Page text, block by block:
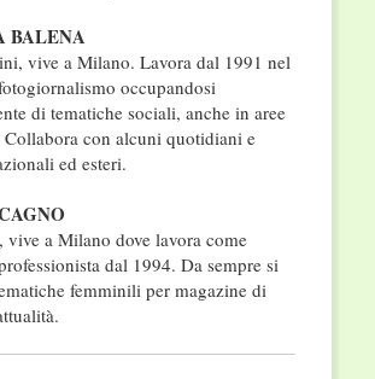
BALENA
vive a Milano. Lavora dal 1991 nel
occupandosi
di tematiche sociali, anche in aree
con alcuni quotidiani e
ed esteri.
vive a Milano dove lavora come
dal 1994. Da sempre si
femminili per magazine di